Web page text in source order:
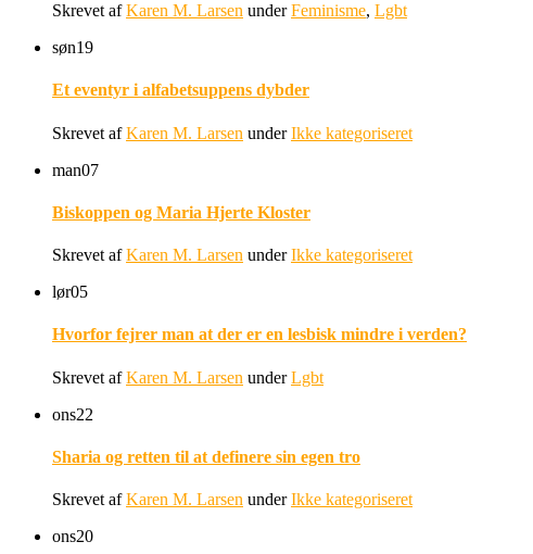
Skrevet afKaren M. Larsen underFeminisme, Lgbt
søn19
Et eventyr i alfabetsuppens dybder
Skrevet afKaren M. Larsen underIkke kategoriseret
man07
Biskoppen og Maria Hjerte Kloster
Skrevet afKaren M. Larsen underIkke kategoriseret
lør05
Hvorfor fejrer man at der er en lesbisk mindre i verden?
Skrevet afKaren M. Larsen underLgbt
ons22
Sharia og retten til at definere sin egen tro
Skrevet afKaren M. Larsen underIkke kategoriseret
ons20